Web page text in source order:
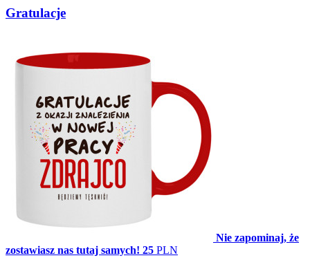
Gratulacje
Nie zapominaj, że
zostawiasz nas tutaj samych! 25 PLN